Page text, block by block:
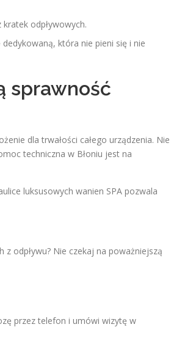
odpływowych.
która nie pieni się i nie
sprawność
dla trwałości całego urządzenia. Nie
techniczna w Błoniu jest na
luksusowych wanien SPA pozwala
z odpływu? Nie czekaj na poważniejszą
przez telefon i umówi wizytę w